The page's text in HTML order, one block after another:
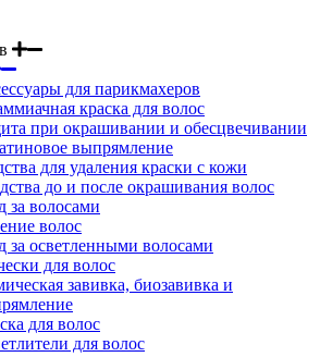
для парикмахеров
краска для волос
при окрашивании и обесцвечивании
выпрямление
для удаления краски с кожи
до и после окрашивания волос
за волосами
волос
за осветленными волосами
для волос
завивка, биозавивка и
для волос
для волос